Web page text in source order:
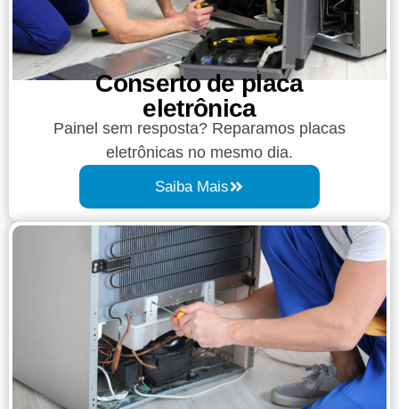
Conserto de placa
eletrônica
Painel sem resposta? Reparamos placas
eletrônicas no mesmo dia.
Saiba Mais